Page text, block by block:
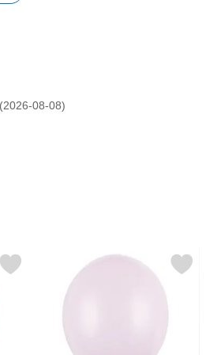
08-08)
Pastel Pink 100-pak som favorit
Markér stærke Balloner Lavendelgrå